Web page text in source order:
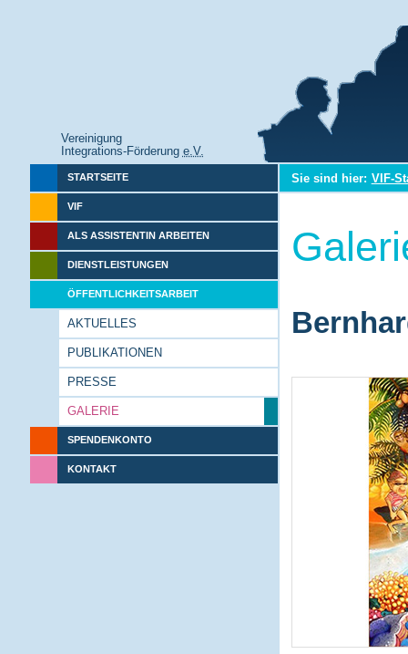
Vereinigung
Integrations-Förderung e.V.
STARTSEITE
VIF
ALS ASSISTENTIN ARBEITEN
DIENSTLEISTUNGEN
ÖFFENTLICHKEITSARBEIT
AKTUELLES
PUBLIKATIONEN
PRESSE
GALERIE
SPENDENKONTO
KONTAKT
Sie sind hier: VIF-